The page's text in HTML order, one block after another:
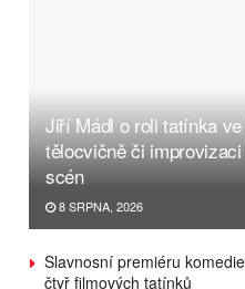
Jiří Mádl o roli tatínka
tělocvičně či improvizaci
scén
8 SRPNA, 2026
Slavnosní premiéru
čtyř filmových tatínků